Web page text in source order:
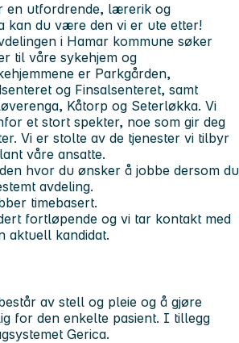
en utfordrende, lærerik og
kan du være den vi er ute etter!
i Hamar kommune søker
til våre sykehjem og
er Parkgården,
og Finsalsenteret, samt
Kåtorp og Seterløkka. Vi
et stort spekter, noe som gir deg
Vi er stolte av de tjenester vi tilbyr
våre ansatte.
hvor du ønsker å jobbe dersom du
avdeling.
timebasert.
fortløpende og vi tar kontakt med
aktuell kandidat.
av stell og pleie og å gjøre
for den enkelte pasient. I tillegg
Gerica.